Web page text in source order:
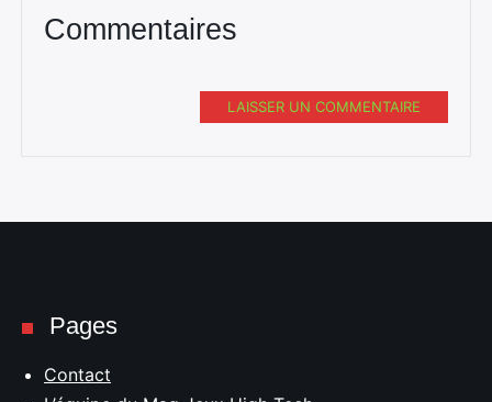
Commentaires
LAISSER UN COMMENTAIRE
Pages
Contact